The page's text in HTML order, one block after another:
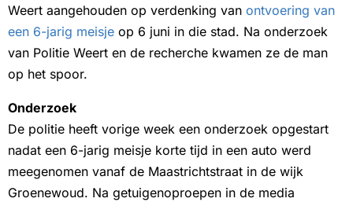
Weert aangehouden op verdenking van ontvoering van
een 6-jarig meisje op 6 juni in die stad. Na onderzoek
van Politie Weert en de recherche kwamen ze de man
op het spoor.
Onderzoek
De politie heeft vorige week een onderzoek opgestart
nadat een 6-jarig meisje korte tijd in een auto werd
meegenomen vanaf de Maastrichtstraat in de wijk
Groenewoud. Na getuigenoproepen in de media